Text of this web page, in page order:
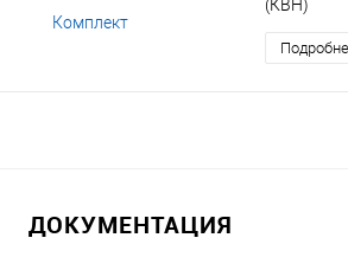
(КВН)
ДОКУМЕНТАЦИЯ